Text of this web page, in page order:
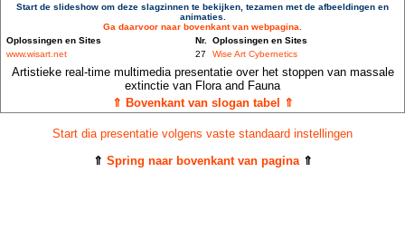
Start de slideshow om deze slagzinnen te bekijken, tezamen met de afbeeldingen en
animaties.
Ga daarvoor naar bovenkant van webpagina.
Oplossingen en Sites
Nr. Oplossingen en Sites
www.wisart.net
27 Wise Art Cybernetics
Artistieke real-time multimedia presentatie over het stoppen van massale
extinctie van Flora and Fauna
⇑ Bovenkant van slogan tabel ⇑
Start dia presentatie volgens vaste standaard instellingen
⇑ Spring naar bovenkant van pagina⇑